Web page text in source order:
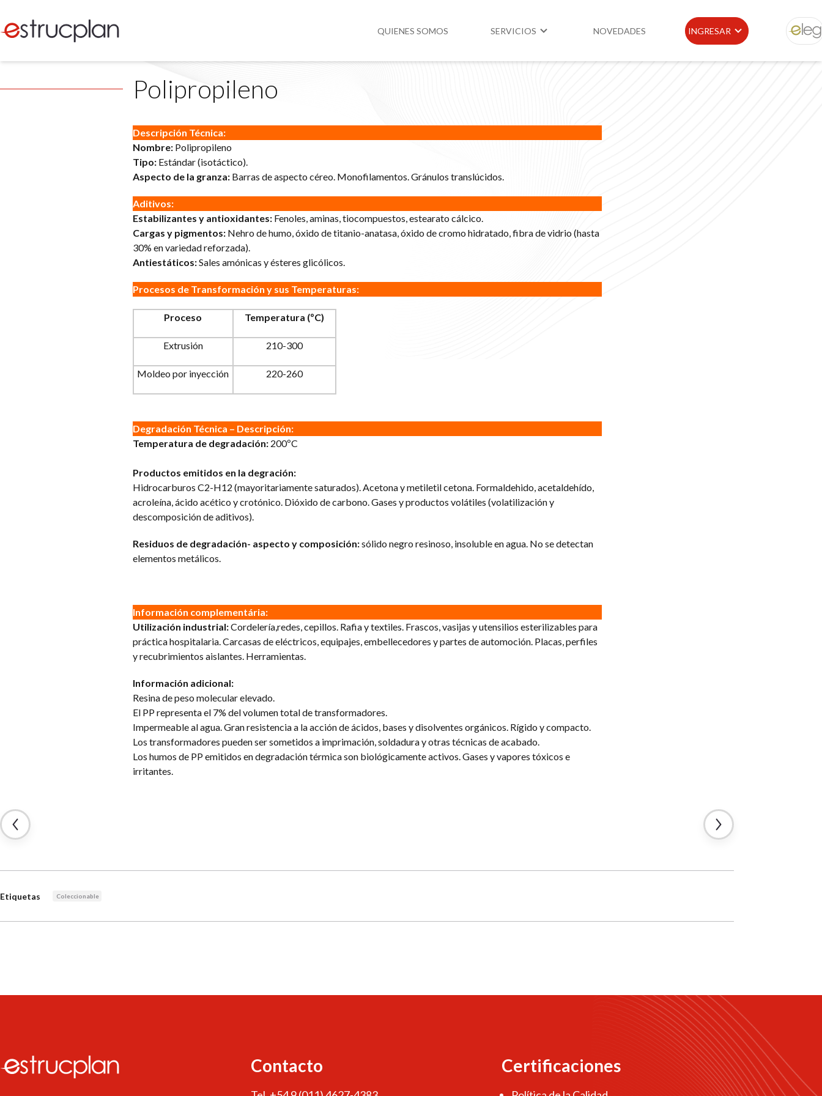
QUIENES SOMOS SERVICIOS
Legislación
NOVEDADES INGRESAR ELEG
Polipropileno
Descripción Técnica:
Nombre:Polipropileno
Tipo:Estándar (isotáctico).
Aspecto de la granza:Barras de aspecto céreo. Monofilamentos. Gránulos translúcidos.
Aditivos:
Estabilizantes y antioxidantes:Fenoles, aminas, tiocompuestos, estearato cálcico.
Cargas y pigmentos:Nehro de humo, óxido de titanio-anatasa, óxido de cromo hidratado, fibra de vidrio (hasta
30% en variedad reforzada).
Antiestáticos:Sales amónicas y ésteres glicólicos.
Procesos de Transformación y sus Temperaturas:
Proceso Temperatura (ºC)
Extrusión 210-300
Moldeo por inyección 220-260
Degradación Técnica – Descripción:
Temperatura de degradación:200ºC
Productos emitidos en la degración:
Hidrocarburos C2-H12 (mayoritariamente saturados). Acetona y metiletil cetona. Formaldehido, acetaldehído,
acroleína, ácido acético y crotónico. Dióxido de carbono. Gases y productos volátiles (volatilización y
descomposición de aditivos).
Residuos de degradación- aspecto y composición:sólido negro resinoso, insoluble en agua. No se detectan
elementos metálicos.
Información complementária:
Utilización industrial:Cordelería,redes, cepillos. Rafia y textiles. Frascos, vasijas y utensilios esterilizables para
práctica hospitalaria. Carcasas de eléctricos, equipajes, embellecedores y partes de automoción. Placas, perfiles
y recubrimientos aislantes. Herramientas.
Información adicional:
Resina de peso molecular elevado.
El PP representa el 7% del volumen total de transformadores.
Impermeable al agua. Gran resistencia a la acción de ácidos, bases y disolventes orgánicos. Rígido y compacto.
Los transformadores pueden ser sometidos a imprimación, soldadura y otras técnicas de acabado.
Los humos de PP emitidos en degradación térmica son biológicamente activos. Gases y vapores tóxicos e
irritantes.
Etiquetas Coleccionable
Contacto Certificaciones